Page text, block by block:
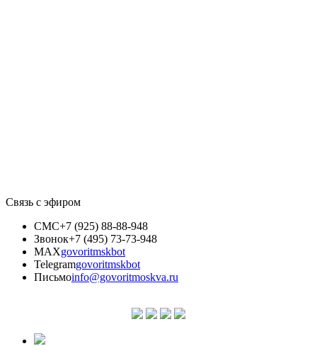
Связь с эфиром
СМС+7 (925) 88-88-948
Звонок+7 (495) 73-73-948
MAXgovoritmskbot
Telegramgovoritmskbot
Письмоinfo@govoritmoskva.ru